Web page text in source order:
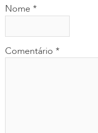
Comentário *
Nome *